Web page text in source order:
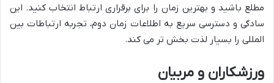
مطلع باشید و بهترین زمان را برای برقراری ارتباط انتخاب کنید. این
سادگی و دسترسی سریع به اطلاعات زمان دوم، تجربه ارتباطات بین
المللی را بسیار لذت بخش تر می کند.
ورزشکاران و مربیان